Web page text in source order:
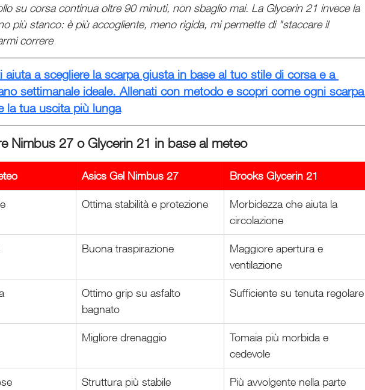
su corsa continua oltre 90 minuti, non sbaglio mai. La Glycerin 21 invece la
più stanco: è più accogliente, meno rigida, mi permette di "staccare il
correre
aiuta a scegliere la scarpa giusta in base al tuo stile di corsa e a
settimanale ideale. Allenati con metodo e scopri come ogni scarpa
la tua uscita più lunga
Nimbus 27 o Glycerin 21 in base al meteo
Asics Gel Nimbus 27 Brooks Glycerin 21
Ottima stabilità e protezione
Morbidezza che aiuta la
circolazione
Buona traspirazione
Maggiore apertura e
ventilazione
Ottimo grip su asfalto
bagnato
Sufficiente su tenuta regolare
Migliore drenaggio
Tomaia più morbida e
cedevole
Struttura più stabile
Più avvolgente nella parte